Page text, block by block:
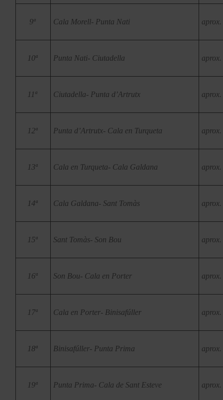
9ª Cala Morell- Punta Nati
10ª Punta Nati- Ciutadella
11ª Ciutadella- Punta d’Artrutx
12ª Punta d’Artrutx- Cala en Turqueta
13ª Cala en Turqueta- Cala Galdana
14ª Cala Galdana- Sant Tomàs
15ª Sant Tomàs- Son Bou
16ª Son Bou- Cala en Porter
17ª Cala en Porter- Binisafúller
18ª Binisafúller- Punta Prima
19ª Punta Prima- Cala de Sant Esteve